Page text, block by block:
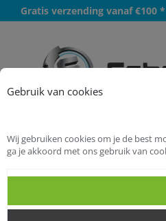
Gebruik van cookies
Wij gebruiken cookies om je de best
ga je akkoord met ons gebruik van
Gratis verzending vanaf €100 *
Startpagina Logistiek
Loopkatten
Loopkatten